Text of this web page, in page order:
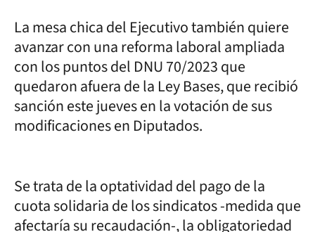
La mesa chica del Ejecutivo también quiere
avanzar con una reforma laboral ampliada
con los puntos del DNU 70/2023 que
quedaron afuera de la Ley Bases, que recibió
sanción este jueves en la votación de sus
modificaciones en Diputados.
Se trata de la optatividad del pago de la
cuota solidaria de los sindicatos -medida que
afectaría su recaudación-, la obligatoriedad